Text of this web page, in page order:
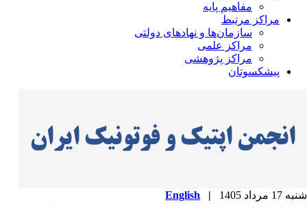
مفاهیم پایه
مراکز مرتبط
سازمان‌ها و نهادهای دولتی
مراکز علمی
مراکز پژوهشی
پیشکسوتان
مرداد 1405 |
English